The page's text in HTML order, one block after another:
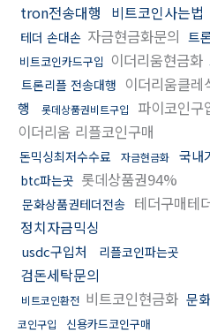
tron전송대행 비트코인사는법
테더 손대손 자금현금화문의 트
비트코인카드구입 이더리움현금화
트론리플 전송대행 이더리움클레
행
롯데상품권비트구입 파이코인구
이더리움 리플코인구매
돈믹싱최저수수료 자금현금화 국내
btc파는곳 롯데상품권94%
문화상품권테더전송 테더구매테
정치자금믹싱
usdc구입처 리플코인파는곳
검돈세탁문의
비트코인환전 비트코인현금화 문
코인구입
신용카드코인구매